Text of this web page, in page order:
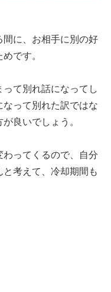
に、お相手に別の好
です。
て別れ話になってし
なって別れた訳ではな
良いでしょう。
ってくるので、自分
考えて、冷却期間も